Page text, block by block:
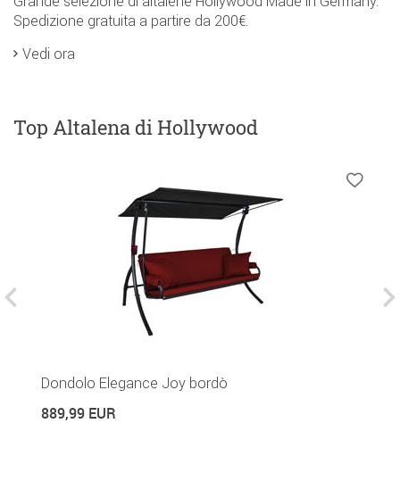
Spedizione gratuita a partire da 200€.
Vedi ora
Top Altalena di Hollywood
Dondolo Elegance Joy bordò
889,99 EUR